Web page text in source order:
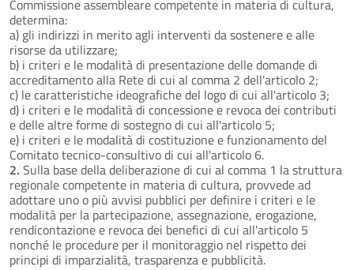
Commissione assembleare competente in materia di cultura,
determina:
a) gli indirizzi in merito agli interventi da sostenere e alle
risorse da utilizzare;
b) i criteri e le modalità di presentazione delle domande di
accreditamento alla Rete di cui al comma 2 dell'articolo 2;
c) le caratteristiche ideografiche del logo di cui all'articolo 3;
d) i criteri e le modalità di concessione e revoca dei contributi
e delle altre forme di sostegno di cui all'articolo 5;
e) i criteri e le modalità di costituzione e funzionamento del
Comitato tecnico-consultivo di cui all'articolo 6.
2. Sulla base della deliberazione di cui al comma 1 la struttura
regionale competente in materia di cultura, provvede ad
adottare uno o più avvisi pubblici per definire i criteri e le
modalità per la partecipazione, assegnazione, erogazione,
rendicontazione e revoca dei benefici di cui all'articolo 5
nonché le procedure per il monitoraggio nel rispetto dei
principi di imparzialità, trasparenza e pubblicità.